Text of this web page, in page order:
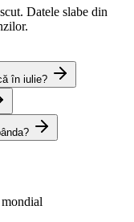
Datele slabe din
în iulie?